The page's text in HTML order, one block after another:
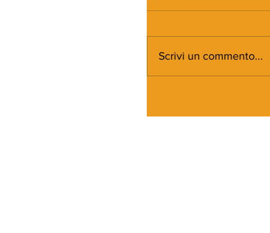
Scrivi un commento...